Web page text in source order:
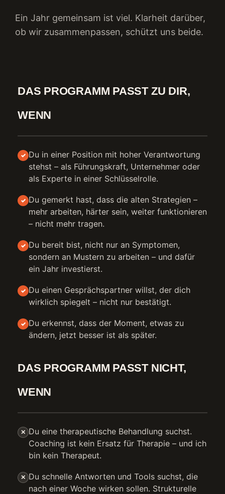
Ein Jahr gemeinsam ist viel. Klarheit darüber,
ob wir zusammenpassen, schützt uns beide.
DAS PROGRAMM PASST ZU DIR,
WENN
✓ Du in einer Position mit hoher Verantwortung
stehst – als Führungskraft, Unternehmer oder
als Experte in einer Schlüsselrolle.
✓ Du gemerkt hast, dass die alten Strategien –
mehr arbeiten, härter sein, weiter funktionieren
– nicht mehr tragen.
✓ Du bereit bist, nicht nur an Symptomen,
sondern an Mustern zu arbeiten – und dafür
ein Jahr investierst.
✓ Du einen Gesprächspartner willst, der dich
wirklich spiegelt – nicht nur bestätigt.
✓ Du erkennst, dass der Moment, etwas zu
ändern, jetzt besser ist als später.
DAS PROGRAMM PASST NICHT,
WENN
✕ Du eine therapeutische Behandlung suchst.
Coaching ist kein Ersatz für Therapie – und ich
bin kein Therapeut.
✕ Du schnelle Antworten und Tools suchst, die
nach einer Woche wirken sollen. Strukturelle